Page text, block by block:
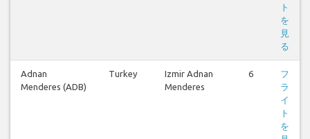
ト
を
見
る
Adnan
Menderes (ADB)
Turkey
Izmir Adnan
Menderes
6
フ
ラ
イ
ト
を